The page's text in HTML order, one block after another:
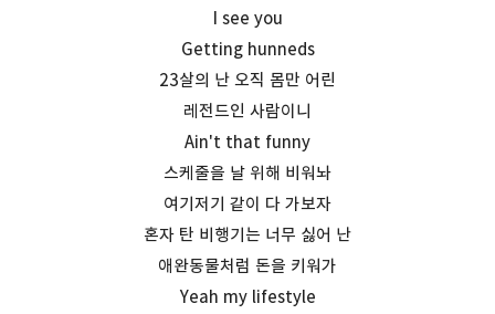
I see you
Getting hunneds
23살의 난 오직 몸만 어린
레전드인 사람이니
Ain't that funny
스케줄을 날 위해 비워놔
여기저기 같이 다 가보자
혼자 탄 비행기는 너무 싫어 난
애완동물처럼 돈을 키워가
Yeah my lifestyle